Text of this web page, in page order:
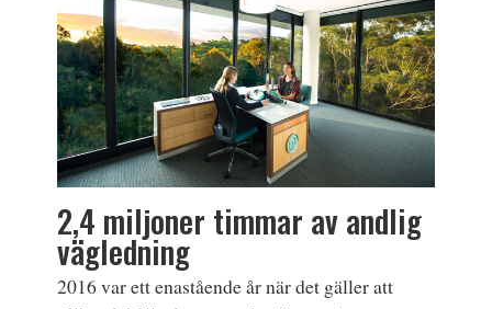
2,4 miljoner timmar av andlig
vägledning
2016 var ett enastående år när det gäller att